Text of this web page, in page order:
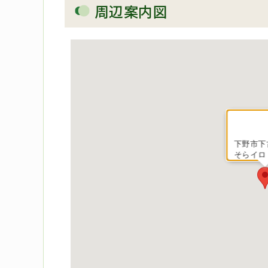
周辺案内図
下野市下
そらイロ